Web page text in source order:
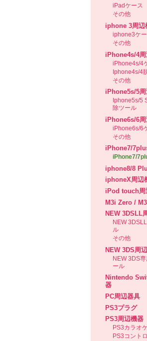
iPadケース
その他
iphone 3周辺
iphone3ケ
その他
iPhone4s/4
iPhone4s/4
Iphone4s/4
その他
iPhone5s/5
Iphone5s/5
除ツール
iPhone6s/6
iPhone6s/6
その他
iPhone7/
iPhone7/
iphone8/8
iphoneX周辺
iPod touch周
M3i Zero /
NEW 3DSLL
NEW
ル
その他
NEW 3DS周
NEW 3DS
ール
Nintendo
器
PC周辺器具
PS3プラグ
PS3周辺機器
PS3カラオ
PS3コント